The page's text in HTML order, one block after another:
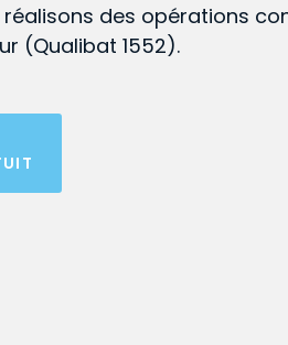
réalisons des opérations
(Qualibat 1552).